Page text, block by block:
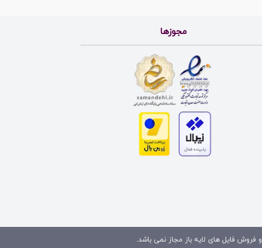
مجوزها
فروش فایل های لایه باز مجاز نمی باشد.